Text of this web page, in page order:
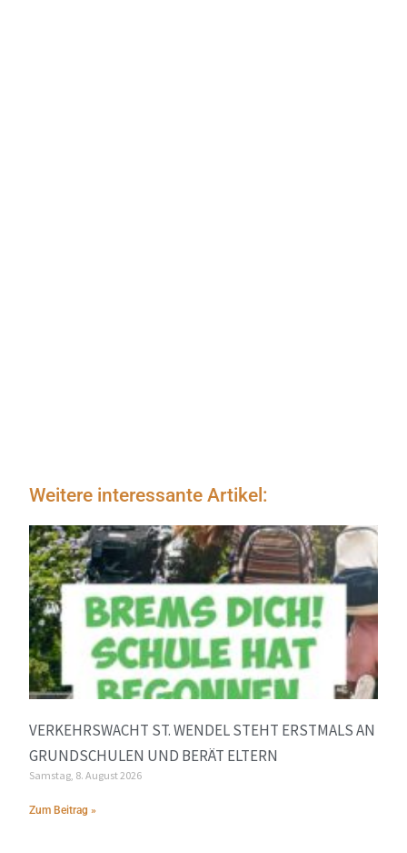
Weitere interessante Artikel:
VERKEHRSWACHT ST. WENDEL STEHT ERSTMALS AN
GRUNDSCHULEN UND BERÄT ELTERN
Samstag, 8. August 2026
Zum Beitrag »